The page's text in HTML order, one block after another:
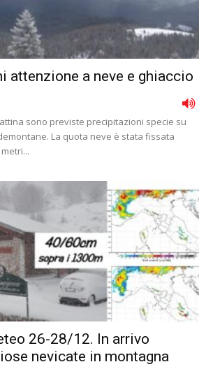
attenzione a neve e ghiaccio
sono previste precipitazioni specie su
La quota neve è stata fissata
26-28/12. In arrivo
nevicate in montagna